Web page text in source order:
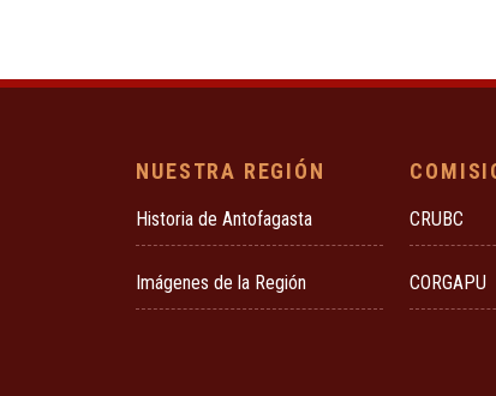
NUESTRA REGIÓN
Historia de Antofagasta
Imágenes de la Región
CRUBC
CORGAPU